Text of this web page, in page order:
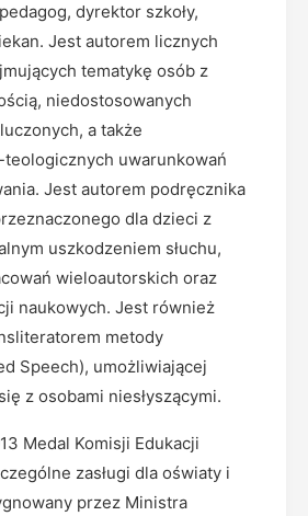
dyrektor szkoły,
Jest autorem licznych
tematykę osób z
niedostosowanych
a także
uwarunkowań
Jest autorem podręcznika
dla dzieci z
uszkodzeniem słuchu,
wieloautorskich oraz
naukowych. Jest również
metody
Speech), umożliwiającej
z osobami niesłyszącymi.
Medal Komisji Edukacji
zasługi dla oświaty i
przez Ministra